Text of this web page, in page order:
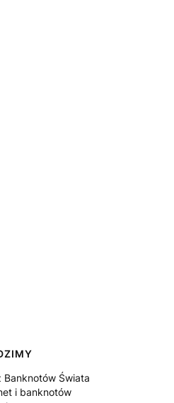
Banknotów Świata
i banknotów